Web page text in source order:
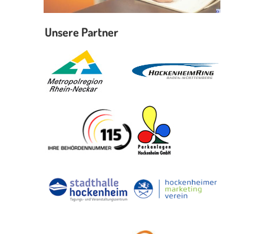
Unsere Partner